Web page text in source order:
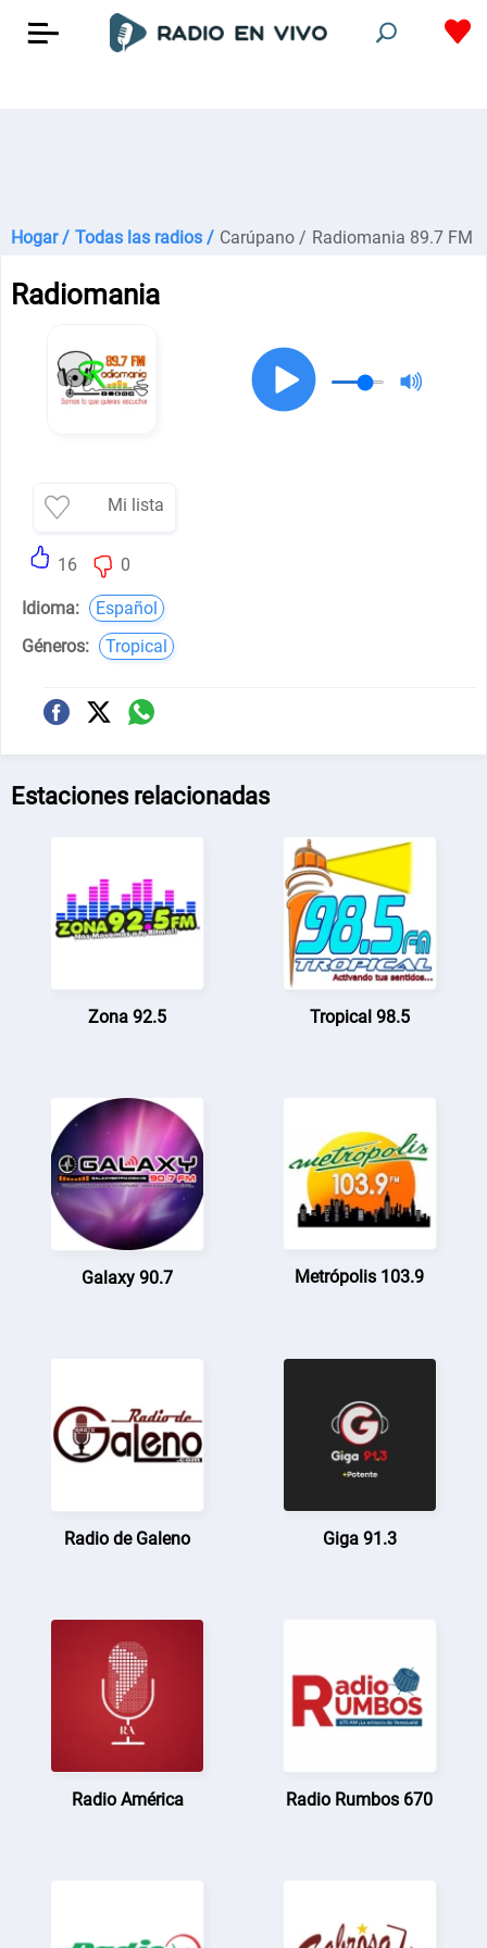
Hogar / Todas las radios / Carúpano / Radiomania 89.7 FM
Radiomania
Mi lista
16 0
Idioma:
Español
Géneros:
Tropical
Estaciones relacionadas
Zona 92.5 Tropical 98.5
Galaxy 90.7 Metrópolis 103.9
Radio de Galeno Giga 91.3
Radio América Radio Rumbos 670